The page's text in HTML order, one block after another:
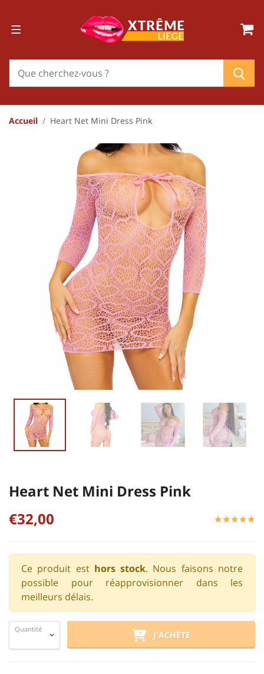
Accueil Heart Net Mini Dress Pink
Heart Net Mini Dress Pink
€32,00
☆☆☆☆☆
★★★★★
Ce produit est hors stock. Nous faisons notre
possible pour réapprovisionner dans les
meilleurs délais.
Quantité
J'ACHÈTE